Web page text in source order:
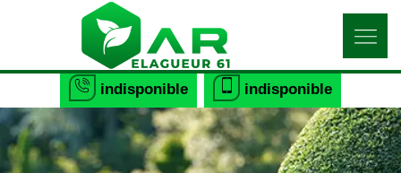
indisponible indisponible